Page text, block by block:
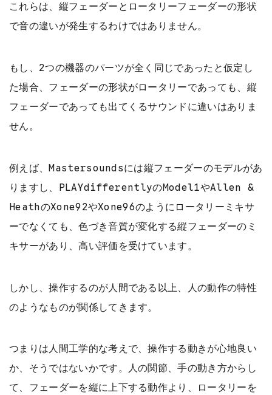
これらは、縦フェーダーとロータリーフェーダーの形状
で音の違いが発生するわけではありません。
もし、2つの機器のパーツが全く同じであったと仮定し
た場合、フェーダーの形状がロータリーであっても、縦
フェーダーであっても出てくるサウンドに違いはありま
せん。
例えば、Mastersoundsには縦フェーダーのモデルがあ
りますし、PLAYdifferentlyのModel1やAllen &
HeathのXone92やXone96のようにロータリーミキサ
ーでなくても、色づき音質が変化する縦フェーダーのミ
キサーがあり、高い評価を受けています。
しかし、操作するのが人間である以上、人の動作の特性
のようなものが関係してきます。
つまりは人間工学的な考えで、操作する動きが心地良い
か、そうではないかです。人の関節、手の動き方からし
て、フェーダーを縦に上下する動作より、ロータリーを